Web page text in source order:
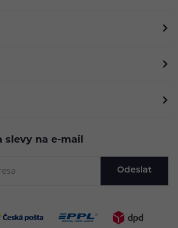
na e-mail
Odeslat